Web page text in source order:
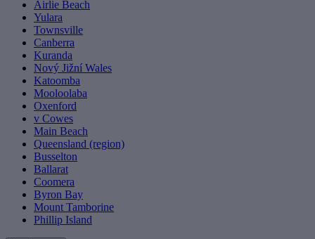
Airlie Beach
Yulara
Townsville
Canberra
Kuranda
Nový Jižní Wales
Katoomba
Mooloolaba
Oxenford
v Cowes
Main Beach
Queensland (region)
Busselton
Ballarat
Coomera
Byron Bay
Mount Tamborine
Phillip Island